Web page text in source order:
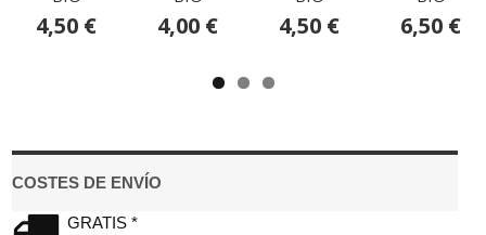
COSTES DE ENVÍO
GRATIS *
4,50 € 4,00 € 4,50 € 6,50 €